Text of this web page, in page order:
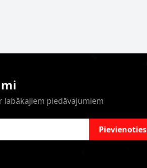
labākajiem piedāvajumiem
Pievienoties